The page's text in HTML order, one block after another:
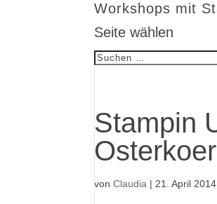
Workshops mit
Seite wählen
Stampin
vonClaudia | 21. April 2014